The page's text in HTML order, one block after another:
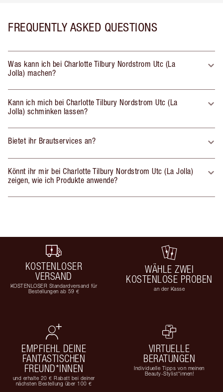
FREQUENTLY ASKED QUESTIONS
Was kann ich bei Charlotte Tilbury Nordstrom Utc (La
Jolla) machen?
Kann ich mich bei Charlotte Tilbury Nordstrom Utc (La
Jolla) schminken lassen?
Bietet ihr Brautservices an?
Könnt ihr mir bei Charlotte Tilbury Nordstrom Utc (La Jolla)
zeigen, wie ich Produkte anwende?
KOSTENLOSER
VERSAND
KOSTENLOSER Standardversand für
Bestellungen ab 59 €
WÄHLE ZWEI
KOSTENLOSE PROBEN
an der Kasse
EMPFIEHL DEINE
FANTASTISCHEN
FREUND*INNEN
und erhalte 20 € Rabatt bei deiner
nächsten Bestellung über 100 €
VIRTUELLE
BERATUNGEN
Individuelle Tipps von meinen
Beauty-Stylist*innen!